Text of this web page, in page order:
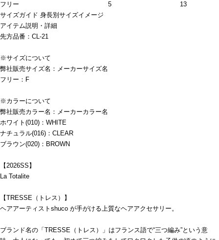
フリー
5
13
サイズガイド 身長別サイズイメージ
アイテム説明・詳細
先方品番：CL-21
※サイズについて
弊社販売サイズ名：メーカーサイズ名
フリー：F
※カラーについて
弊社販売カラー名：メーカーカラー名
ホワイト(010)：WHITE
ナチュラル(016)：CLEAR
ブラウン(020)：BROWN
【2026SS】
La Totalite
【TRESSE（トレス）】
ヘアアーティストshuco が手がける上質なヘアアクセサリー。
ブランド名の「TRESSE（トレス）」はフランス語で“三つ編み”という意